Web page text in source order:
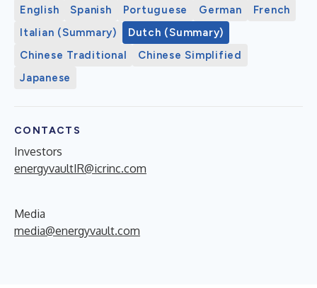
English Spanish Portuguese German
French
Italian (Summary)
Dutch (Summary)
Chinese Traditional
Chinese Simplified
Japanese
CONTACTS
Investors
energyvaultIR@icrinc.com
Media
media@energyvault.com